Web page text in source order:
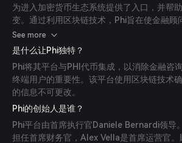
为进入加密货币生态系统提供了入口，并帮
变。通过利用区块链技术，Phi旨在使金融顾
松，并消除与纸张相关的成本。
See more
是什么让Phi独特？
Phi将其平台与PHI代币集成，以消除金融咨
终端用户的重要性。该平台使用区块链技术
的信息不可更改。
Phi的创始人是谁？
Phi平台由首席执行官Daniele Bernardi领导
担任首席财务官，Alex Vella是首席运营官